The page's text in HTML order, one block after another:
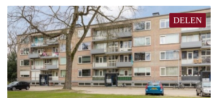
DELEN